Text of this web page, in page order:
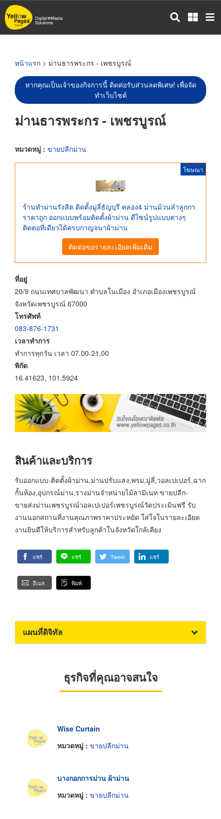
ข้าม
ไป
หน้าแรก > ม่านธารพระกร - เพชรบูรณ์
หากคุณเป็นเจ้าของกิจการนี้ ติดต่อรับส่วนลดพิเศษ! เพื่อจัด
ทำเว็บไซต์
ม่านธารพระกร - เพชรบูรณ์
หมวดหมู่ : ขายปลีกม่าน
โฆษณา
ร้านทำม่านรังสิต ติดตั้งมู่ลี่ธัญบุรี คลอง4 ม่านม้วนลำลูกกา
ราคาถูก ออกแบบพร้อมติดตั้งผ้าม่าน ดีไซน์รูปแบบต่างๆ
ติดต่อที่เดียวได้ครบกาญจนาผ้าม่าน
ติดต่อขอรายละเอียดเพิ่มเติม
ที่อยู่
20/9 ถนนเทศบาลพัฒนา ตำบลในเมือง อำเภอเมืองเพชรบูรณ์
จังหวัดเพชรบูรณ์ 67000
โทรศัพท์
083-876-1731
เวลาทำการ
ทำการทุกวัน เวลา 07.00-21.00
พิกัด
16.41623, 101.5924
สินค้าและบริการ
รับออกแบบ-ติดตั้งผ้าม่าน,ม่านปรับแสง,พรม,มู่ลี่,วอลเปเปอร์,ฉาก
กั้นห้อง,อุปกรณ์ม่าน,รางม่านจำหน่ายไม้ลามิเนท ขายปลีก-
ขายส่งม่านเพชรบูรณ์วอลเปเปอร์เพชรบูรณ์วัดประเมินฟรี รับ
งานนอกสถานที่งานคุณภาพราคาประหยัด ใส่ใจในรายละเอียด
งานยินดีให้บริการสำหรับลูกค้าในจังหวัดใกล้เคียง
แชร์ แชร์ Tweet แชร์
อีเมล พิมพ์
แผนที่ดิจิทัล
ธุรกิจที่คุณอาจสนใจ
Wise Curtain
หมวดหมู่ : ขายปลีกม่าน
บางกอกการม่าน ผ้าม่าน
หมวดหมู่ : ขายปลีกม่าน